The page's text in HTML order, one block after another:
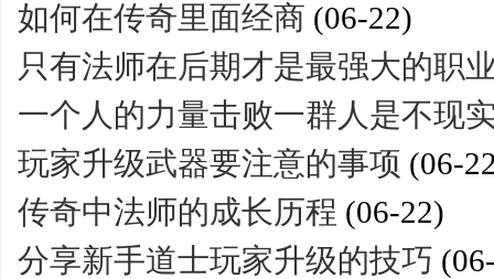
如何在传奇里面经商 (06-22)
只有法师在后期才是最强大的职
一个人的力量击败一群人是不现
玩家升级武器要注意的事项 (06-
传奇中法师的成长历程 (06-22)
分享新手道士玩家升级的技巧